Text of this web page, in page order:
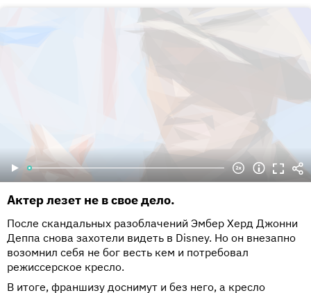
Актер лезет не в свое дело.
После скандальных разоблачений Эмбер Херд Джонни
Деппа снова захотели видеть в Disney. Но он внезапно
возомнил себя не бог весть кем и потребовал
режиссерское кресло.
В итоге, франшизу доснимут и без него, а кресло